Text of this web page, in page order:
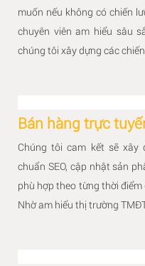
muốn nếu không có chiến
chuyên viên am hiểu sâu
chúng tôi xây dựng các
Bán hàng trực
Chúng tôi cam kết sẽ xây
chuẩn SEO, cập nhật sản
phù hợp theo từng thời
Nhờ am hiểu thị trường